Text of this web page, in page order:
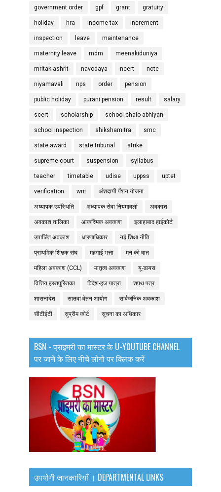
government order gpf grant gratuity
holiday hra income tax increment
inspection leave maintenance
maternity leave mdm meenakiduniya
mritak ashrit navodaya ncert ncte
niyamavali nps order pension
public holiday purani pension result salary
scert scholarship school chalo abhiyan
school inspection shikshamitra smc
state award state tribunal strike
supreme court suspension syllabus
teacher timetable udise uppss uptet
verification writ अंशदायी पेंशन योजना
अध्यापक उपस्थिति अध्यापक सेवा नियमावली अवकाश
अवकाश तालिका आकस्मिक अवकाश इलाहाबाद हाईकोर्ट
उपार्जित अवकाश धारणाधिकार नई शिक्षा नीति
प्राथमिक शिक्षक संघ मंहगाई भत्ता मन की बात
महिला अवकाश (CCL) मातृत्व अवकाश यू-डायस
वित्तिय हस्तपुस्तिका विदेश-हज यात्रा शपथ पत्र
शासनादेश सातवां वेतन आयोग सार्वजनिक अवकाश
सीटीईटी सुप्रीम कोर्ट सूचना का अधिकार
BSN - प्राइमरी का मास्टर के U-YOUTUBE CHANNEL
पर जाने के लिए नीचे लोगो पर क्लिक करें
उपयोगी जानकारियाँ । DEPARTMENTAL LINKS